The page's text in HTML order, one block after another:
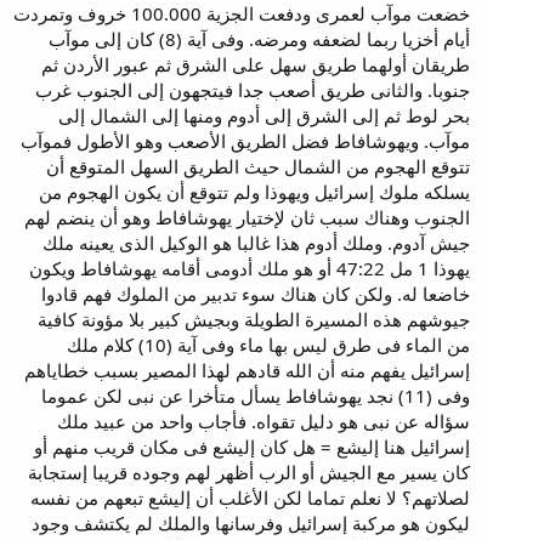
خضعت موآب لعمرى ودفعت الجزية 100.000 خروف وتمردت
أيام أخزيا ربما لضعفه ومرضه. وفى آية (8) كان إلى موآب
طريقان أولهما طريق سهل على الشرق ثم عبور الأردن ثم
جنوبا. والثانى طريق أصعب جدا فيتجهون إلى الجنوب غرب
بحر لوط ثم إلى الشرق إلى أدوم ومنها إلى الشمال إلى
موآب. ويهوشافاط فضل الطريق الأصعب وهو الأطول فموآب
تتوقع الهجوم من الشمال حيث الطريق السهل المتوقع أن
يسلكه ملوك إسرائيل ويهوذا ولم تتوقع أن يكون الهجوم من
الجنوب وهناك سبب ثان لإختيار يهوشافاط وهو أن ينضم لهم
جيش آدوم. وملك أدوم هذا غالبا هو الوكيل الذى يعينه ملك
يهوذا 1 مل 47:22 أو هو ملك أدومى أقامه يهوشافاط ويكون
خاضعا له. ولكن كان هناك سوء تدبير من الملوك فهم قادوا
جيوشهم هذه المسيرة الطويلة وبجيش كبير بلا مؤونة كافية
من الماء فى طرق ليس بها ماء وفى آية (10) كلام ملك
إسرائيل يفهم منه أن الله قادهم لهذا المصير بسبب خطاياهم
وفى (11) نجد يهوشافاط يسأل متأخرا عن نبى لكن عموما
سؤاله عن نبى هو دليل تقواه. فأجاب واحد من عبيد ملك
إسرائيل هنا إليشع = هل كان إليشع فى مكان قريب منهم أو
كان يسير مع الجيش أو الرب أظهر لهم وجوده قريبا إستجابة
لصلاتهم؟ لا نعلم تماما لكن الأغلب أن إليشع تبعهم من نفسه
ليكون هو مركبة إسرائيل وفرسانها والملك لم يكتشف وجود